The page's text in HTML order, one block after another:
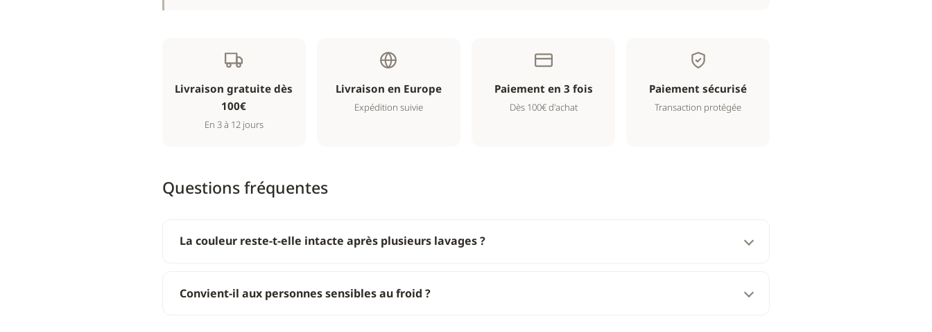
Livraison gratuite dès
100€
En 3 à 12 jours
Livraison en Europe
Expédition suivie
Paiement en 3 fois
Dès 100€ d'achat
Paiement sécurisé
Transaction protégée
Questions fréquentes
La couleur reste-t-elle intacte après plusieurs lavages ?
Convient-il aux personnes sensibles au froid ?